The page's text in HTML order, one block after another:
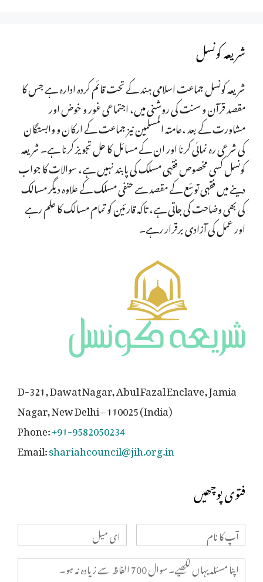
شریعہ کونسل
شریعہ کونسل جماعت اسلامی ہند کے تحت قائم کردہ ادارہ ہے جس کا
مقصد قرآن و سنت کی روشنی میں، اجتماعی غور و خوض اور
مشاورت کے بعد ،عامتہ المسلمین نیز جماعت کے ارکان و وابستگان
کی شرعی رہ نمائی کرنا اور ان کے مسائل کا حل تجویز کرنا ہے۔ شریعہ
کونسل کسی مخصوص فقہی مسلک کی پابند نہیں ہے، سوالات کا جواب
دینے میں فقہی توسّع کے مقصد سے حنفی مسلک کے علاوہ دیگر مسالک
کی بھی وضاحت کی جاتی ہے، تاکہ قارئین کو تمام مسالک کا علم رہے
اور عمل کی آزادی برقرار رہے۔
D-321, Dawat Nagar, Abul Fazal Enclave, Jamia
Nagar, New Delhi – 110025 (India)
Phone:+91-9582050234
Email:shariahcouncil@jih.org.in
فتوی پوچھیں